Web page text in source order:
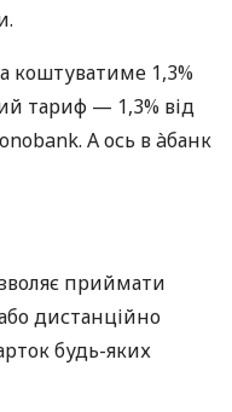
коштуватиме 1,3%
тариф — 1,3% від
А ось в àбанк
приймати
дистанційно
будь-яких